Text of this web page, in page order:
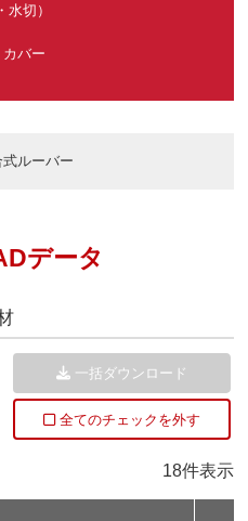
切）
バー
式ルーバー
データ
18件表示
一括ダウンロード
全てのチェックを外す